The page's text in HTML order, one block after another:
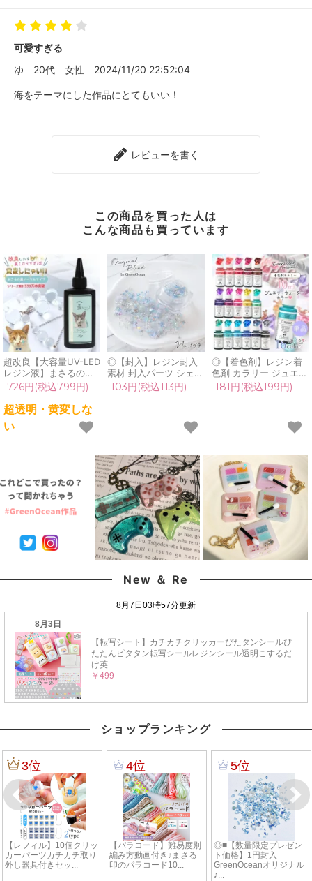
可愛すぎる
ゆ
20代 女性 2024/11/20 22:52:04
海をテーマにした作品にとてもいい！
レビューを書く
この商品を買った人は
こんな商品も買っています
超改良【大容量UV-LED
レジン液】まさるの涙
ver.03 超透明 70g 初心
者 作家 コーティング
ハード 黄変しない 高品
質 クリア 猫 UVレジン
液 安い おすすめ
726円(税込799円)
超透明・黄変しな
い
◎【封入】レジン封入
素材 封入パーツ シェイ
カー デコパーツ シャー
ベットブルー 氷 雪 夏
オリジナルブレンド
103円(税込113円)
◎【着色剤】レジン着
色剤 カラリー ジュエリ
ーウォーターカラー 単
品 レジン着色料 定番
GreenOceanオリジナ
181円(税込199円)
New ＆ Re
ショップランキング